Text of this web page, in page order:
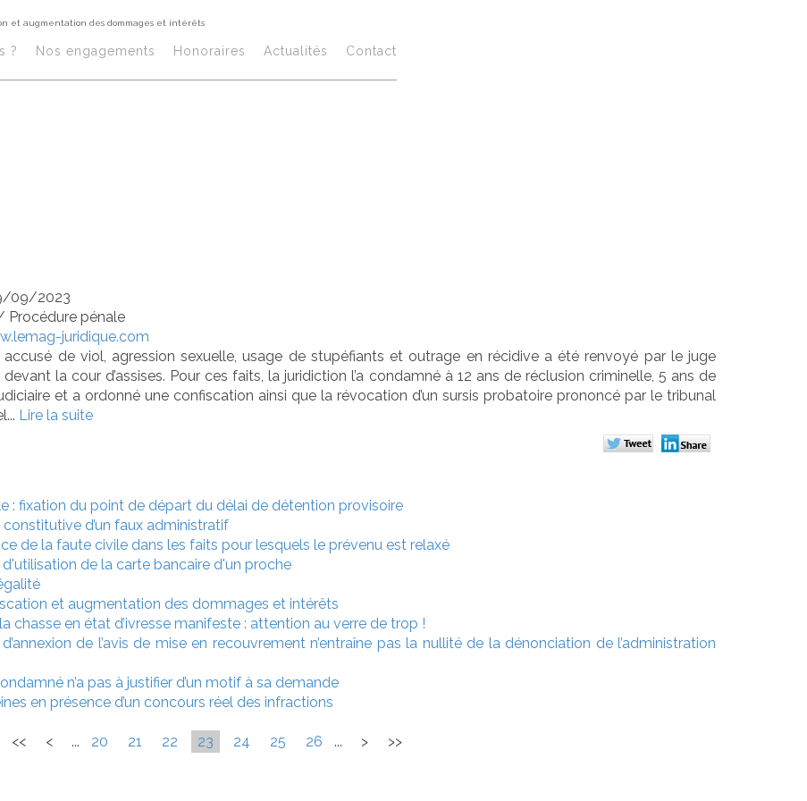
? Nos engagements Honoraires​ Actualités Contact
et augmentation des dommages et intérêts
de la révocation du
09/2023
Procédure pénale
juridique.com
accusé de viol, agression sexuelle, usage de stupéfiants et outrage en récidive a été renvoyé par le juge
devant la cour d’assises. Pour ces faits, la juridiction l’a condamné à 12 ans de réclusion criminelle, 5 ans de
et a ordonné une confiscation ainsi que la révocation d’un sursis probatoire prononcé par le tribunal
Lire la suite
: fixation du point de départ du délai de détention provisoire
d’un faux administratif
de la faute civile dans les faits pour lesquels le prévenu est relaxé
de la carte bancaire d'un proche
et augmentation des dommages et intérêts
chasse en état d’ivresse manifeste : attention au verre de trop !
de l’avis de mise en recouvrement n’entraîne pas la nullité de la dénonciation de l’administration
n’a pas à justifier d’un motif à sa demande
en présence d’un concours réel des infractions
<< < ... 20 21 22 23 24 25 26 ... > >>